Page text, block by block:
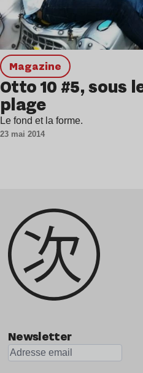
magazine
Otto 10 #5, sous
plage
Le fond et la forme.
23 mai 2014
Newsletter